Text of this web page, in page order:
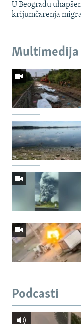
U Beogradu
krijumčarenja
Multimedija
Podcasti